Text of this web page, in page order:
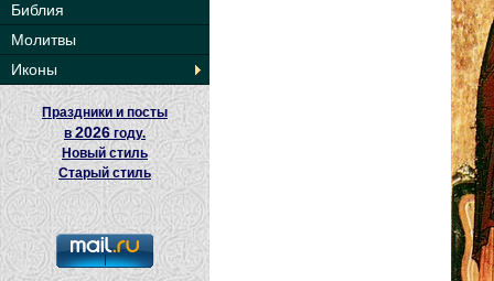
Библия
Молитвы
Иконы
Праздники и посты
в2026 году.
Новый стиль
Старый стиль